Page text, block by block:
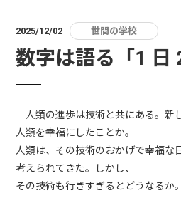
2025/12/02 世間の学校
数字は語る「1 日
人類の進歩は技術と共にある。新
人類を幸福にしたことか。
人類は、その技術のおかげで幸福な
考えられてきた。しかし、
その技術も行きすぎるとどうなるか。